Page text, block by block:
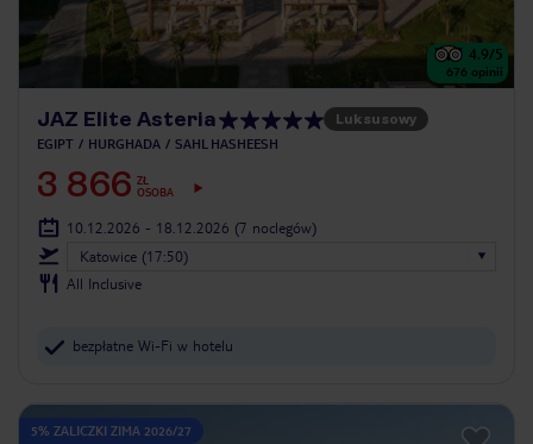
4.9/5
676 opinii
JAZ Elite Asteria Luksusowy
EGIPT HURGHADA SAHL HASHEESH
3 866 ZŁ
OSOBA
10.12.2026 - 18.12.2026 (7 noclegów)
Katowice (17:50)
All Inclusive
bezpłatne Wi-Fi w hotelu
5% ZALICZKI ZIMA 2026/27